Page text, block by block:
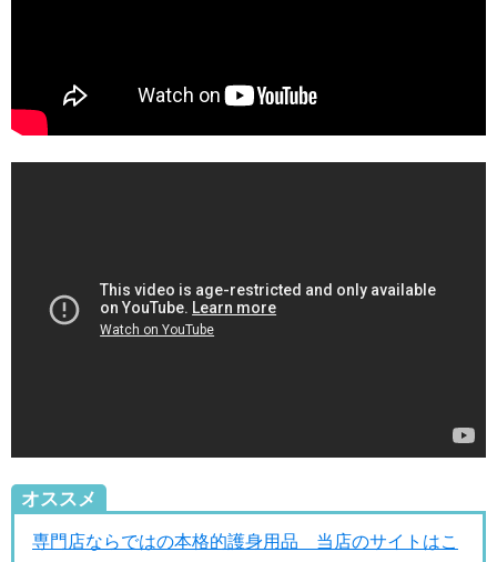
オススメ
専門店ならではの本格的護身用品 当店のサイトはこ